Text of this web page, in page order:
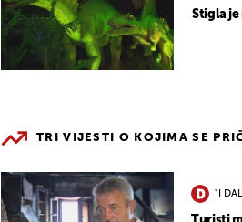
Stigla je
TRI VIJESTI O KOJIMA SE
"I